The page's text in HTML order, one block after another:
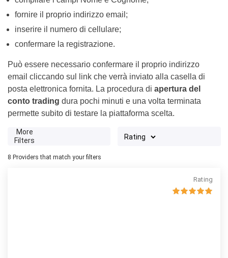
fornire il proprio indirizzo email;
inserire il numero di cellulare;
confermare la registrazione.
Può essere necessario confermare il proprio indirizzo
email cliccando sul link che verrà inviato alla casella di
posta elettronica fornita. La procedura di apertura del
conto trading dura pochi minuti e una volta terminata
permette subito di testare la piattaforma scelta.
More
Filters
8 Providers that match your filters
Rating